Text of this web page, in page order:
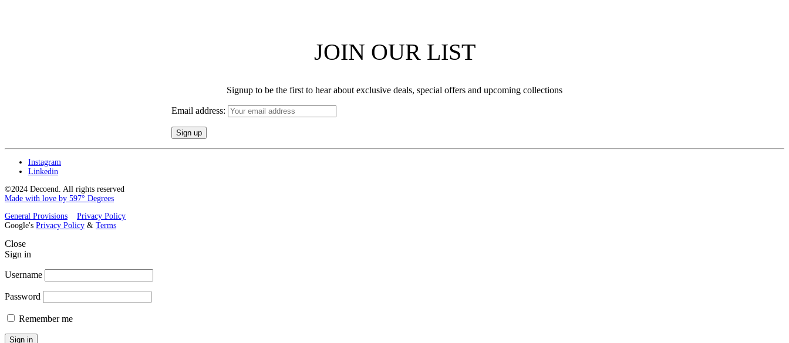
JOIN OUR LIST
Signup to be the first to hear about exclusive deals, special offers and upcoming collections
Email address:
Instagram
Linkedin
©2024 Decoend. All rights reserved
Made with love by 597° Degrees
General Provisions
Privacy Policy
Google's Privacy Policy & Terms
Close
Sign in
Username
Password
Remember me
Sign in